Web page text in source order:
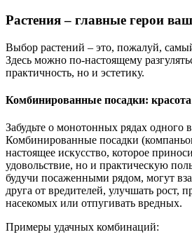
Растения – главные герои
Выбор растений – это, пожалуй,
Здесь можно по-настоящему
практичность, но и эстетику.
Комбинированные посадки: красота
Забудьте о монотонных рядах одного
Комбинированные посадки
настоящее искусство, которое
удовольствие, но и практическую
будучи посаженными рядом, могут
друга от вредителей, улучшать рост,
насекомых или отпугивать вредных.
Примеры удачных комбинаций: